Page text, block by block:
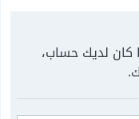
كان لديك حساب،